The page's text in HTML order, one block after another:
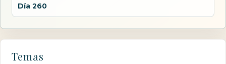
Día 260
Temas